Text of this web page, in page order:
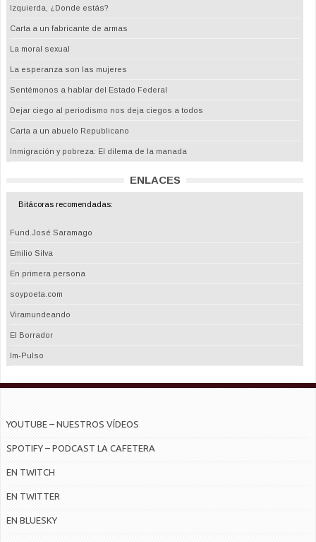
Izquierda, ¿Donde estás?
Carta a un fabricante de armas
La moral sexual
La esperanza son las mujeres
Sentémonos a hablar del Estado Federal
Dejar ciego al periodismo nos deja ciegos a todos
Carta a un abuelo Republicano
Inmigración y pobreza: El dilema de la manada
ENLACES
Bitácoras recomendadas:
Fund.José Saramago
Emilio Silva
En primera persona
soypoeta.com
Viramundeando
El Borrador
Im-Pulso
YOUTUBE – NUESTROS VÍDEOS
SPOTIFY – PODCAST LA CAFETERA
EN TWITCH
EN TWITTER
EN BLUESKY